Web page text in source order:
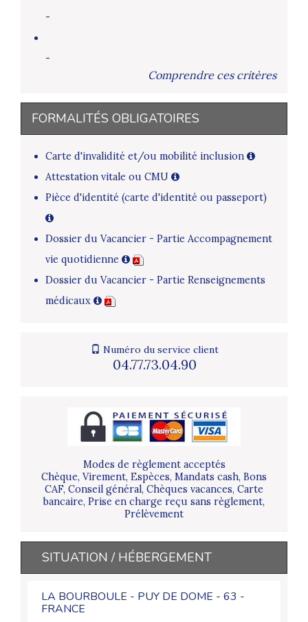
-
-
Comprendre ces critères
FORMALITÉS OBLIGATOIRES
Carte d'invalidité et/ou mobilité inclusion
Attestation vitale ou CMU
Pièce d'identité (carte d'identité ou passeport)
Dossier du Vacancier - Partie Accompagnement
vie quotidienne
Dossier du Vacancier - Partie Renseignements
médicaux
Numéro du service client
04.77.73.04.90
Modes de règlement acceptés
Chèque, Virement, Espèces, Mandats cash, Bons
CAF, Conseil général, Chèques vacances, Carte
bancaire, Prise en charge reçu sans règlement,
Prélèvement
SITUATION / HÉBERGEMENT
LA BOURBOULE - PUY DE DOME - 63 -
FRANCE